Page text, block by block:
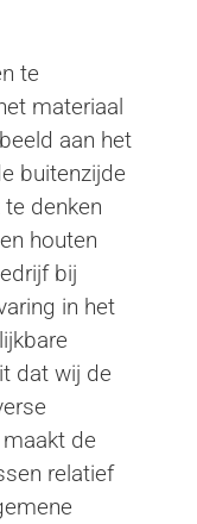
te
materiaal
aan het
buitenzijde
denken
houten
bij
in het
dat wij de
de
relatief